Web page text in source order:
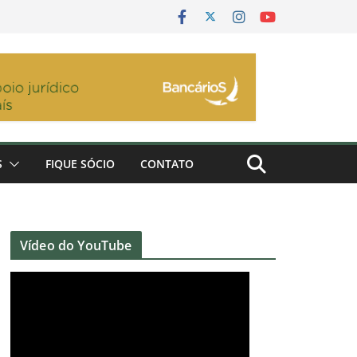
FIQUE SÓCIO CONTATO
Vídeo do YouTube